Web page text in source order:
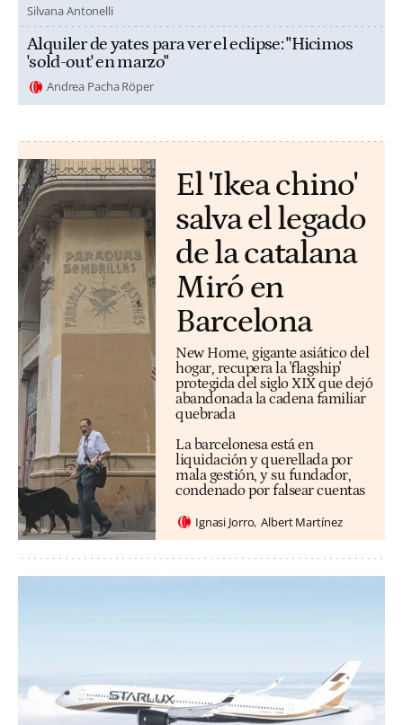
Silvana Antonelli
Alquiler de yates para ver el eclipse: "Hicimos
'sold-out' en marzo"
Andrea Pacha Röper
El 'Ikea chino'
salva el legado
de la catalana
Miró en
Barcelona
New Home, gigante asiático del
hogar, recupera la 'flagship'
protegida del siglo XIX que dejó
abandonada la cadena familiar
quebrada
La barcelonesa está en
liquidación y querellada por
mala gestión, y su fundador,
condenado por falsear cuentas
Ignasi Jorro Albert Martínez